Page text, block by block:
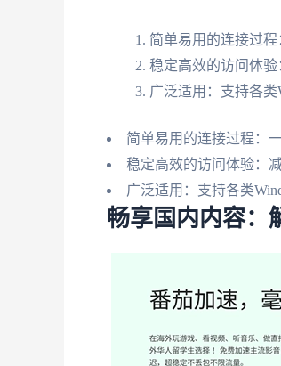
简单易用的连接过程
稳定高效的访问体验
广泛适用：支持各类
简单易用的连接过程：
稳定高效的访问体验：
广泛适用：支持各类
畅享国内内容：